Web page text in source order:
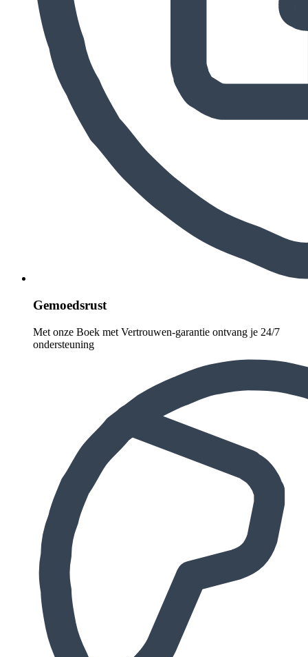
Gemoedsrust
Met onze Boek met Vertrouwen-garantie ontvang je 24/7
ondersteuning